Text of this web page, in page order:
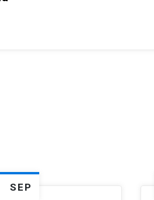
SEP